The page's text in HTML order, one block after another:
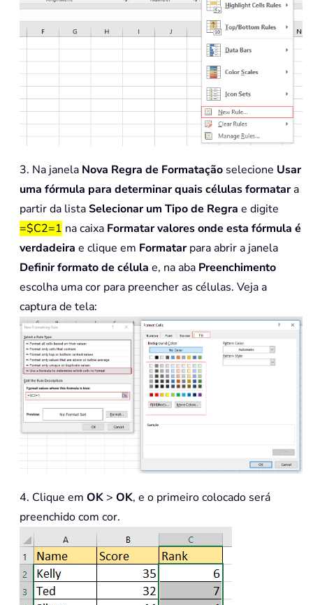
3. Na janela Nova Regra de Formatação selecione Usar
uma fórmula para determinar quais células formatara
partir da listaSelecionar um Tipo de Regra e digite
=$C2=1 na caixa Formatar valores onde esta fórmula é
verdadeira e clique em Formatarpara abrir a janela
Definir formato de célula e, na aba Preenchimento
escolha uma cor para preencher as células. Veja a
captura de tela:
4. Clique em OK > OK, e o primeiro colocado será
preenchido com cor.